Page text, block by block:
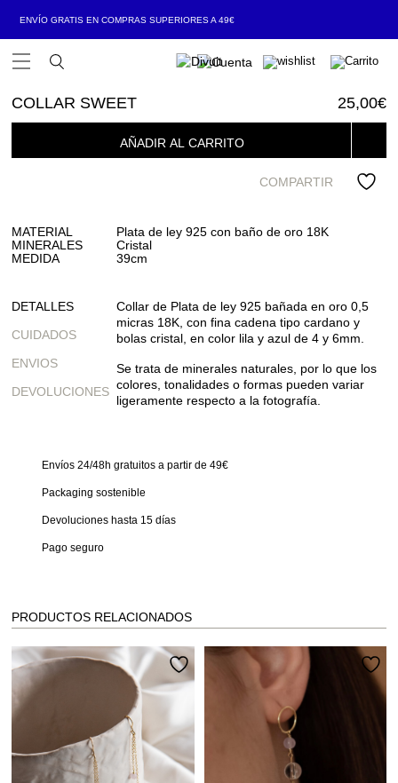
ENVÍO GRATIS EN COMPRAS SUPERIORES A 49€
Open Menu
COLLAR SWEET 25,00€
AÑADIR AL CARRITO
MATERIAL
Plata de ley 925 con baño de oro 18K
MINERALES
Cristal
MEDIDA
39cm
COMPARTIR
DETALLES
CUIDADOS
ENVIOS
DEVOLUCIONES
Collar de Plata de ley 925 bañada en oro 0,5
micras 18K, con fina cadena tipo cardano y
bolas cristal, en color lila y azul de 4 y 6mm.
Se trata de minerales naturales, por lo que los
colores, tonalidades o formas pueden variar
ligeramente respecto a la fotografía.
Envíos 24/48h gratuitos a partir de 49€
Packaging sostenible
Devoluciones hasta 15 días
Pago seguro
PRODUCTOS RELACIONADOS